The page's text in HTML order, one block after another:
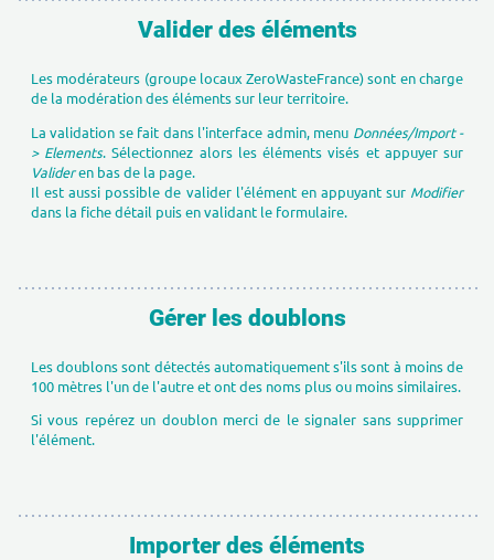
Valider des éléments
Les modérateurs (groupe locaux ZeroWasteFrance) sont en charge
de la modération des éléments sur leur territoire.
La validation se fait dans l'interface admin, menu Données/Import -
> Elements. Sélectionnez alors les éléments visés et appuyer sur
Valideren bas de la page.
Il est aussi possible de valider l'élément en appuyant sur Modifier
dans la fiche détail puis en validant le formulaire.
Gérer les doublons
Les doublons sont détectés automatiquement s'ils sont à moins de
100 mètres l'un de l'autre et ont des noms plus ou moins similaires.
Si vous repérez un doublon merci de le signaler sans supprimer
l'élément.
Importer des éléments